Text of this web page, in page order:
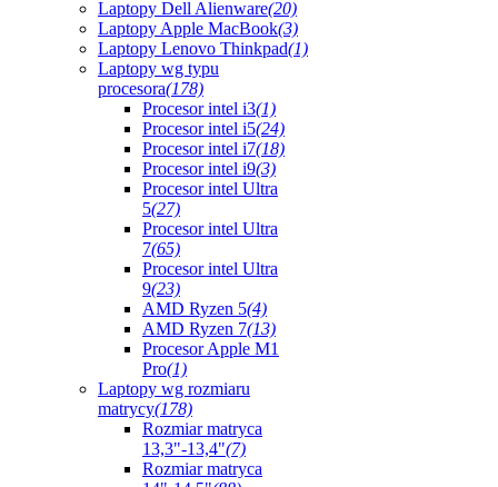
Laptopy Dell Alienware(20)
Laptopy Apple MacBook(3)
Laptopy Lenovo Thinkpad(1)
Laptopy wg typu
procesora(178)
Procesor intel i3(1)
Procesor intel i5(24)
Procesor intel i7(18)
Procesor intel i9(3)
Procesor intel Ultra
5(27)
Procesor intel Ultra
7(65)
Procesor intel Ultra
9(23)
AMD Ryzen 5(4)
AMD Ryzen 7(13)
Procesor Apple M1
Pro(1)
Laptopy wg rozmiaru
matrycy(178)
Rozmiar matryca
13,3"-13,4"(7)
Rozmiar matryca